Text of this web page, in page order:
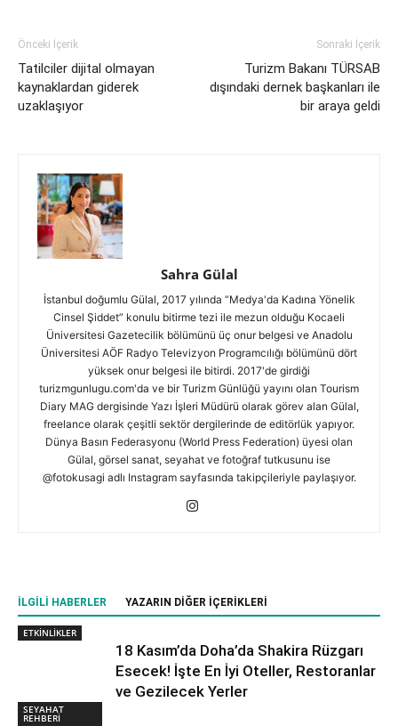
Önceki İçerik
Tatilciler dijital olmayan
kaynaklardan giderek
uzaklaşıyor
Sonraki İçerik
Turizm Bakanı TÜRSAB
dışındaki dernek başkanları ile
bir araya geldi
Sahra Gülal
İstanbul doğumlu Gülal, 2017 yılında “Medya'da Kadına Yönelik
Cinsel Şiddet” konulu bitirme tezi ile mezun olduğu Kocaeli
Üniversitesi Gazetecilik bölümünü üç onur belgesi ve Anadolu
Üniversitesi AÖF Radyo Televizyon Programcılığı bölümünü dört
yüksek onur belgesi ile bitirdi. 2017'de girdiği
turizmgunlugu.com'da ve bir Turizm Günlüğü yayını olan Tourism
Diary MAG dergisinde Yazı İşleri Müdürü olarak görev alan Gülal,
freelance olarak çeşitli sektör dergilerinde de editörlük yapıyor.
Dünya Basın Federasyonu (World Press Federation) üyesi olan
Gülal, görsel sanat, seyahat ve fotoğraf tutkusunu ise
@fotokusagi adlı Instagram sayfasında takipçileriyle paylaşıyor.
İLGILI HABERLER YAZARIN DIĞER İÇERIKLERI
ETKİNLİKLER
18 Kasım’da Doha’da Shakira Rüzgarı
Esecek! İşte En İyi Oteller, Restoranlar
ve Gezilecek Yerler
SEYAHAT
REHBERİ